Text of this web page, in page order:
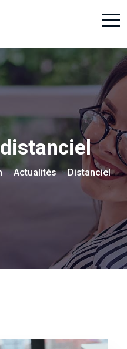
distanciel
>Actualités >Distanciel